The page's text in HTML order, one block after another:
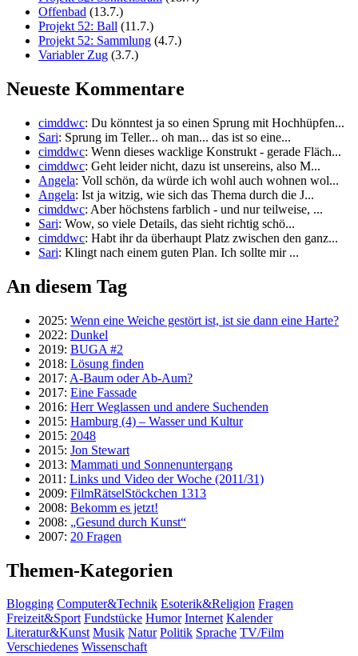
Offenbad (13.7.)
Projekt 52: Ball (11.7.)
Projekt 52: Sammlung (4.7.)
Variabler Zug (3.7.)
Neueste Kommentare
cimddwc: Du könntest ja so einen Sprung mit Hochhüpfen...
Sari: Sprung im Teller... oh man... das ist so eine...
cimddwc: Wenn dieses wacklige Konstrukt - gerade Fläch...
cimddwc: Geht leider nicht, dazu ist unsereins, also M...
Angela: Voll schön, da würde ich wohl auch wohnen wol...
Angela: Ist ja witzig, wie sich das Thema durch die J...
cimddwc: Aber höchstens farblich - und nur teilweise, ...
Sari: Wow, so viele Details, das sieht richtig schö...
cimddwc: Habt ihr da überhaupt Platz zwischen den ganz...
Sari: Klingt nach einem guten Plan. Ich sollte mir ...
An diesem Tag
2025: Wenn eine Weiche gestört ist, ist sie dann eine Harte?
2022: Dunkel
2019: BUGA #2
2018: Lösung finden
2017: A-Baum oder Ab-Aum?
2017: Eine Fassade
2016: Herr Weglassen und andere Suchenden
2015: Hamburg (4) – Wasser und Kultur
2015: 2048
2015: Jon Stewart
2013: Mammati und Sonnenuntergang
2011: Links und Video der Woche (2011/31)
2009: FilmRätselStöckchen 1313
2008: Bekomm es jetzt!
2008: „Gesund durch Kunst“
2007: 20 Fragen
Themen-Kategorien
Blogging Computer&Technik Esoterik&Religion Fragen
Freizeit&Sport Fundstücke Humor Internet Kalender
Literatur&Kunst Musik Natur Politik Sprache TV/Film
Verschiedenes Wissenschaft